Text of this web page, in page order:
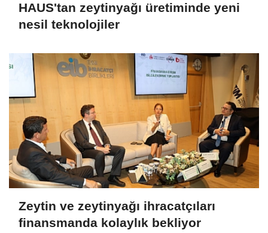
HAUS'tan zeytinyağı üretiminde yeni
nesil teknolojiler
Zeytin ve zeytinyağı ihracatçıları
finansmanda kolaylık bekliyor